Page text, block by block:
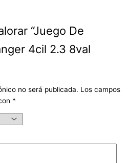
“Juego De
4cil 2.3 8val
no será publicada. Los campos
*